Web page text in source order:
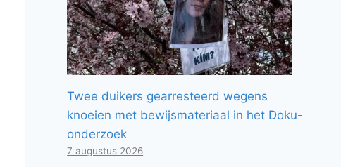
Twee duikers gearresteerd wegens
knoeien met bewijsmateriaal in het Doku-
onderzoek
7 augustus 2026